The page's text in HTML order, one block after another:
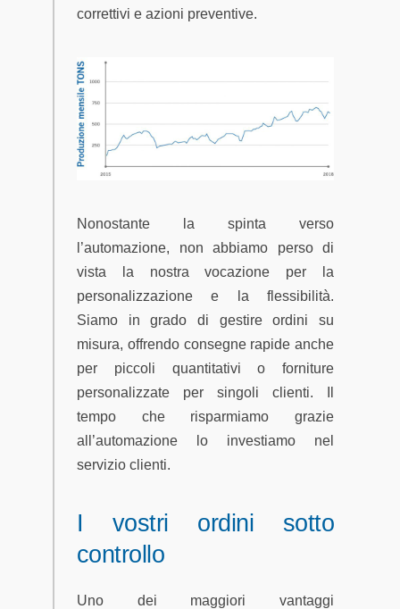
correttivi e azioni preventive.
Nonostante la spinta verso
l’automazione, non abbiamo perso di
vista la nostra vocazione per la
personalizzazione e la flessibilità.
Siamo in grado di gestire ordini su
misura, offrendo consegne rapide anche
per piccoli quantitativi o forniture
personalizzate per singoli clienti. Il
tempo che risparmiamo grazie
all’automazione lo investiamo nel
servizio clienti.
I vostri ordini sotto
controllo
Uno dei maggiori vantaggi